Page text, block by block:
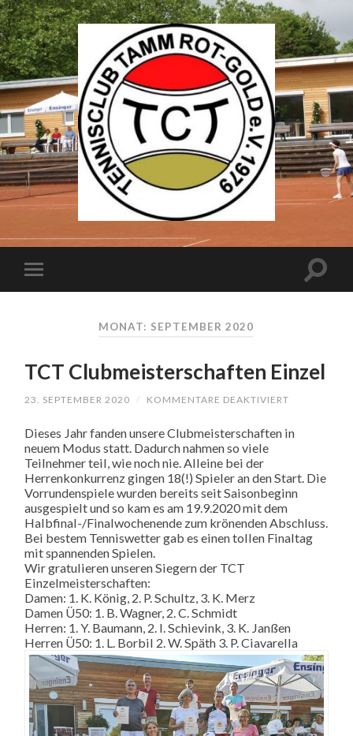
MONAT: SEPTEMBER 2020
TCT Clubmeisterschaften Einzel
23. SEPTEMBER 2020 / KOMMENTARE DEAKTIVIERT
EINZEL
Dieses Jahr fanden unsere Clubmeisterschaften in
neuem Modus statt. Dadurch nahmen so viele
Teilnehmer teil, wie noch nie. Alleine bei der
Herrenkonkurrenz gingen 18(!) Spieler an den Start. Die
Vorrundenspiele wurden bereits seit Saisonbeginn
ausgespielt und so kam es am 19.9.2020 mit dem
Halbfinal-/Finalwochenende zum krönenden Abschluss.
Bei bestem Tenniswetter gab es einen tollen Finaltag
mit spannenden Spielen.
Wir gratulieren unseren Siegern der TCT
Einzelmeisterschaften:
Damen: 1. K. König, 2. P. Schultz, 3. K. Merz
Damen Ü50: 1. B. Wagner, 2. C. Schmidt
Herren: 1. Y. Baumann, 2. I. Schievink, 3. K. Janßen
Herren Ü50: 1. L. Borbil 2. W. Späth 3. P. Ciavarella